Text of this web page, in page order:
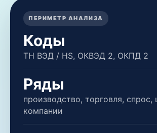
ПЕРИМЕТР АНАЛИЗА
Коды
ТН ВЭД / HS, ОКВЭД 2, ОКПД 2
Ряды
производство, торговля, спрос,
компании